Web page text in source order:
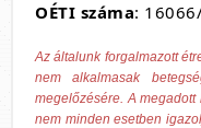
OÉTI száma:
Az általunk forgalmazott
nem alkalmasak
megelőzésére. A
nem minden esetben